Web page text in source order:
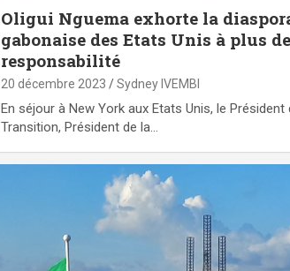
Oligui Nguema exhorte la
gabonaise des Etats Unis à plus de
responsabilité
20 décembre 2023 Sydney IVEMBI
En séjour à New York aux Etats Unis, le Président
Transition, Président de la…